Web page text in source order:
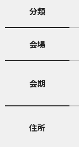
分類
会場
会期
住所